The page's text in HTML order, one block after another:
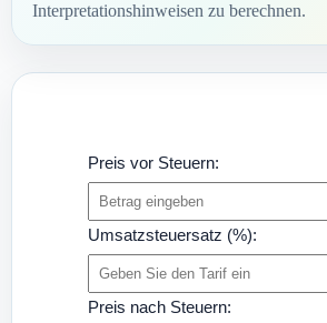
Interpretationshinweisen zu berechnen.
Preis vor Steuern:
Umsatzsteuersatz (%):
Preis nach Steuern: